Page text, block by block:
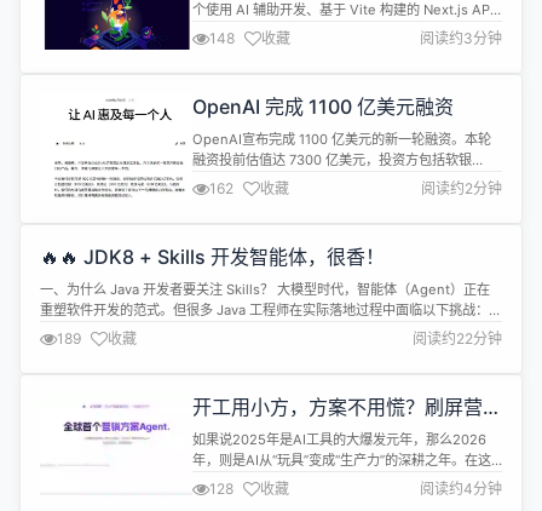
个使用 AI 辅助开发、基于 Vite 构建的 Next.js API
完整实现替代品，能够与现有 Next.js 应用无缝兼容
并直接部署到 Cloudflare Workers。团队表示整个
项目开发成本约为 1100 美元 API token 费用。
148 收藏 阅读约3分钟
OpenAI 完成 1100 亿美元融资
OpenAI宣布完成 1100 亿美元的新一轮融资。本轮
融资投前估值达 7300 亿美元，投资方包括软银
（300 亿美元）、英伟达（300 亿美元）及亚马逊
（500 亿美元）。 与此同时，OpenAI 表示已与亚
马逊建立多年期战略合作伙伴关系；并深化与英伟达
3GW 的专用推理算力和 2GW 的训练算力...
162 收藏 阅读约2分钟
🔥🔥 JDK8 + Skills 开发智能体，很香！
一、为什么 Java 开发者要关注 Skills？ 大模型时代，智能体（Agent）正在
重塑软件开发的范式。但很多 Java 工程师在实际落地过程中面临以下挑战：
新框架要求 JDK 17+，老项目迁移成本高 工具调用逻辑复杂，学习曲线陡峭 缺
乏生产级方案，Demo 好看但难落地 Agents-Flex 给出的答案是：用 JDK 8
+ Skills 机制，...
189 收藏 阅读约22分钟
开工用小方，方案不用慌？刷屏营销
人朋友圈的“小方同学”到底是什么来
头？
如果说2025年是AI工具的大爆发元年，那么2026
年，则是AI从“玩具”变成“生产力”的深耕之年。在这
个开工季，一款名为“小方同学”的营销方案Agent在
营销圈悄然走红，被业内人士疯狂“种草”。 种草的理
128 收藏 阅读约4分钟